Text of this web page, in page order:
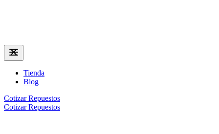
Tienda
Blog
Cotizar Repuestos
Cotizar Repuestos